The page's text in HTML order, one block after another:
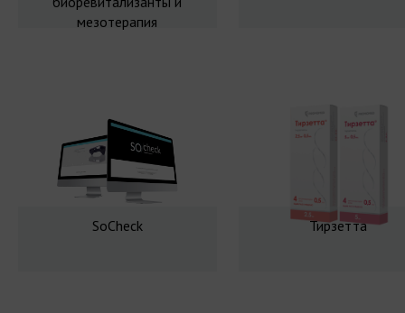
мезотерапия
SoCheck Тирзетта